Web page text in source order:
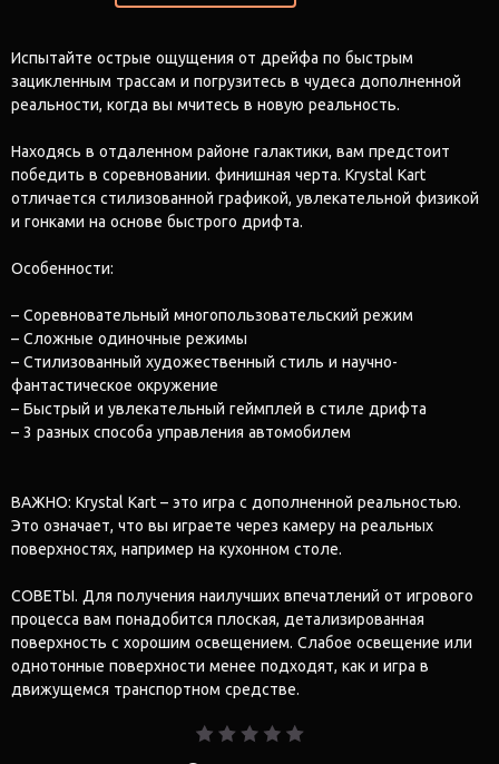
Испытайте острые ощущения от дрейфа по быстрым
зацикленным трассам и погрузитесь в чудеса дополненной
реальности, когда вы мчитесь в новую реальность.
Находясь в отдаленном районе галактики, вам предстоит
победить в соревновании. финишная черта. Krystal Kart
отличается стилизованной графикой, увлекательной физикой
и гонками на основе быстрого дрифта.
Особенности:
– Соревновательный многопользовательский режим
– Сложные одиночные режимы
– Стилизованный художественный стиль и научно-
фантастическое окружение
– Быстрый и увлекательный геймплей в стиле дрифта
– 3 разных способа управления автомобилем
ВАЖНО: Krystal Kart – это игра с дополненной реальностью.
Это означает, что вы играете через камеру на реальных
поверхностях, например на кухонном столе.
СОВЕТЫ. Для получения наилучших впечатлений от игрового
процесса вам понадобится плоская, детализированная
поверхность с хорошим освещением. Слабое освещение или
однотонные поверхности менее подходят, как и игра в
движущемся транспортном средстве.